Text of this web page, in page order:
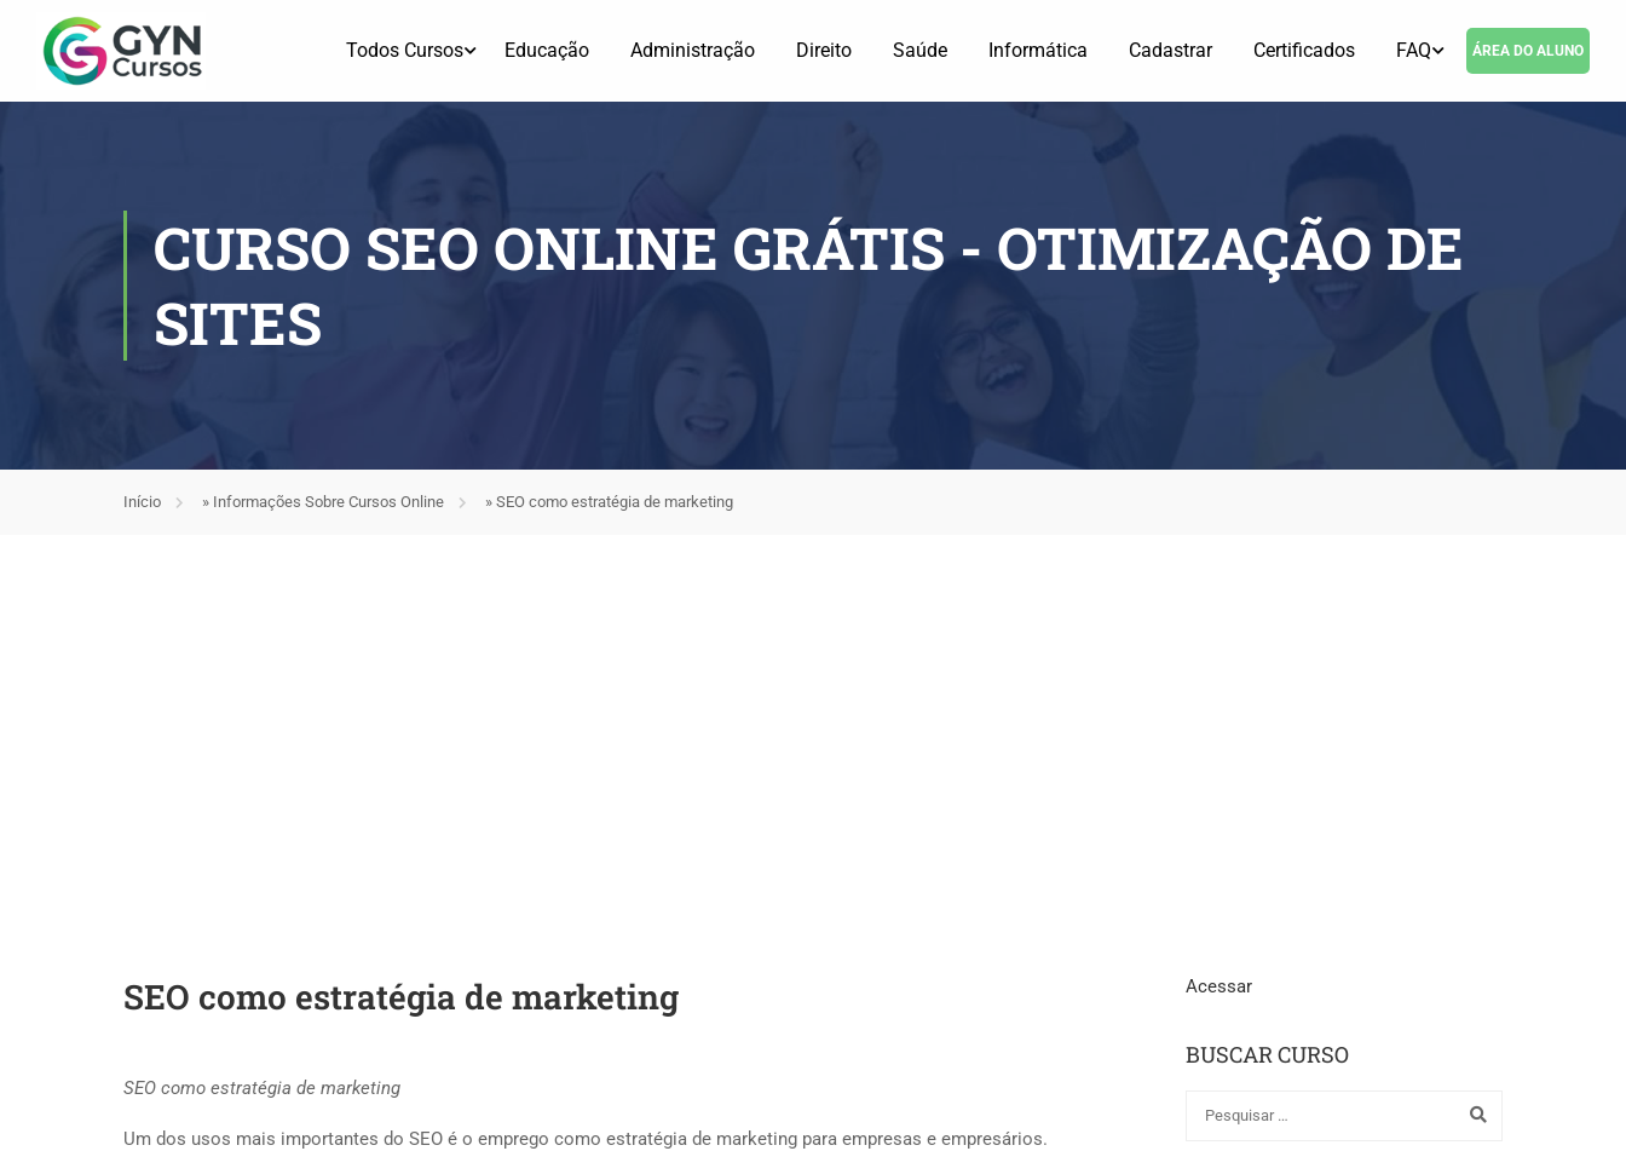
Todos Cursos Educação Administração Direito Saúde Informática Cadastrar Certificados FAQ ÁREA DO ALUNO
CURSO SEO ONLINE GRÁTIS - OTIMIZAÇÃO DE
SITES
Início » Informações Sobre Cursos Online » SEO como estratégia de marketing
SEO como estratégia de marketing
SEO como estratégia de marketing
Um dos usos mais importantes do SEO é o emprego como estratégia de marketing para empresas e empresários.
Acessar
BUSCAR CURSO